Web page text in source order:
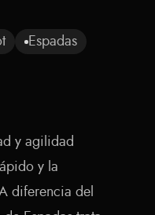
Espadas
y agilidad
y la
diferencia del